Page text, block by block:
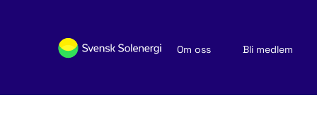
Om oss
Bli medlem
Nyheter och publikationer